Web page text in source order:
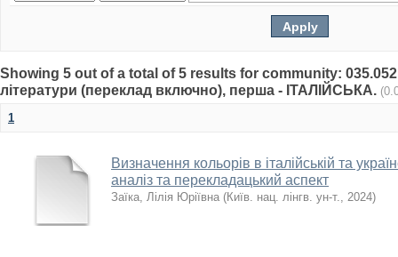
Showing 5 out of a total of 5 results for community:
літератури (переклад включно), перша - ІТАЛІЙСЬКА.
1
Визначення кольорів в італійській та
аналіз та перекладацький аспект
Заїка, Лілія Юріївна (Київ. нац. лінгв. ун-т., 2024)